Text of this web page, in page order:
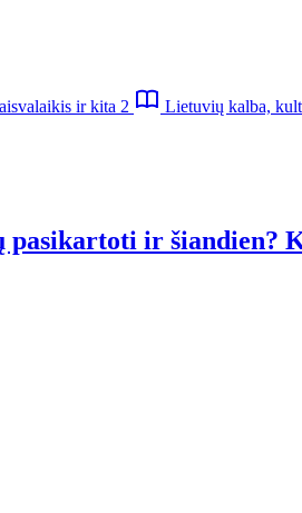
ir kita 2 Lietuvių kalba,
ir šiandien?